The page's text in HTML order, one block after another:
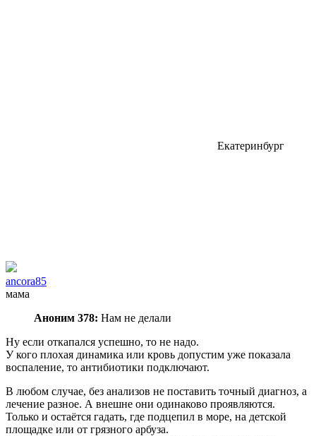
Екатеринбург
ancora85
мама
Аноним 378: Нам не делали
Ну если откапался успешно, то не надо.
У кого плохая динамика или кровь допустим уже показала
воспаление, то антибиотики подключают.
В любом случае, без анализов не поставить точный диагноз, а
лечение разное. А внешне они одинаково проявляются.
Только и остаётся гадать, где подцепил в море, на детской
площадке или от грязного арбуза.